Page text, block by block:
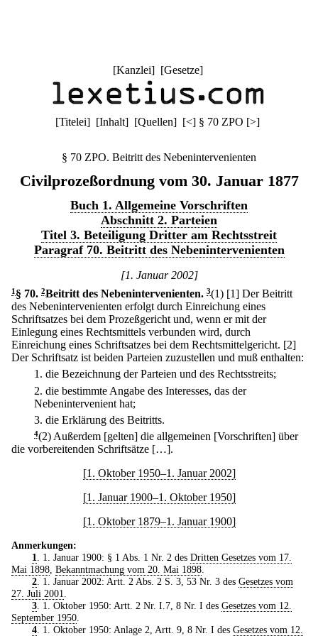
[Kanzlei] [Gesetze]
[Titelei] [Inhalt] [Quellen] [<] § 70 ZPO [>]
§ 70 ZPO. Beitritt des Nebenintervenienten
Civilprozeßordnung vom 30. Januar 1877
Buch 1. Allgemeine Vorschriften
Abschnitt 2. Parteien
Titel 3. Beteiligung Dritter am Rechtsstreit
Paragraf 70. Beitritt des Nebenintervenienten
[1. Januar 2002]
1 § 70. 2Beitritt des Nebenintervenienten. 3(1) [1] Der Beitritt
des Nebenintervenienten erfolgt durch Einreichung eines
Schriftsatzes bei dem Prozeßgericht und, wenn er mit der
Einlegung eines Rechtsmittels verbunden wird, durch
Einreichung eines Schriftsatzes bei dem Rechtsmittelgericht. [2]
Der Schriftsatz ist beiden Parteien zuzustellen und muß enthalten:
1. die Bezeichnung der Parteien und des Rechtsstreits;
2. die bestimmte Angabe des Interesses, das der
Nebenintervenient hat;
3. die Erklärung des Beitritts.
4(2) Außerdem [gelten] die allgemeinen [Vorschriften] über
die vorbereitenden Schriftsätze […].
[1. Oktober 1950–1. Januar 2002]
[1. Januar 1900–1. Oktober 1950]
[1. Oktober 1879–1. Januar 1900]
Anmerkungen:
1
. 1. Januar 1900: § 1 Abs. 1 Nr. 2 des Dritten Gesetzes vom 17.
Mai 1898 Bekanntmachung vom 20. Mai 1898
2. 1. Januar 2002: Artt. 2 Abs. 2 S. 3, 53 Nr. 3 des Gesetzes vom
27. Juli 2001
3. 1. Oktober 1950: Artt. 2 Nr. I.7, 8 Nr. I des Gesetzes vom 12.
September 1950
4. 1. Oktober 1950: Anlage 2, Artt. 9, 8 Nr. I des Gesetzes vom 12.